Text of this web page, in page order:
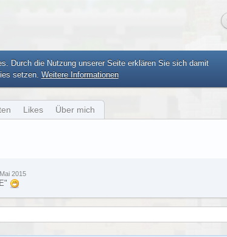
Durch die Nutzung unserer Seite erklären Sie sich damit
setzen. Weitere Informationen
Likes Über mich
2015